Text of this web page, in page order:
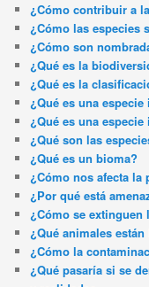
¿Cómo contribuir a
¿Cómo las especies
¿Cómo son
¿Qué es la
¿Qué es la
¿Qué es una
¿Qué es una especie
¿Qué son las
¿Qué es un bioma?
¿Cómo nos afecta la
¿Por qué está
¿Cómo se extinguen
¿Qué animales
¿Cómo la
¿Qué pasaría si se